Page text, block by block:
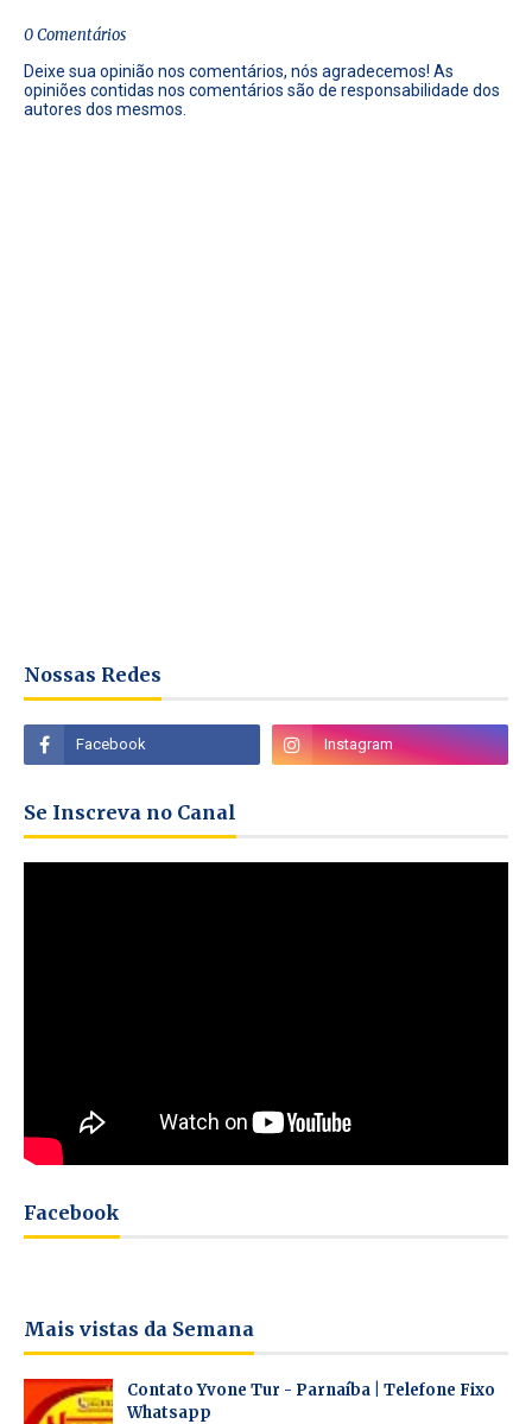
0 Comentários
Deixe sua opinião nos comentários, nós agradecemos! As
opiniões contidas nos comentários são de responsabilidade dos
autores dos mesmos.
Nossas Redes
Se Inscreva no Canal
Facebook
Mais vistas da Semana
Contato Yvone Tur - Parnaíba | Telefone Fixo
Whatsapp